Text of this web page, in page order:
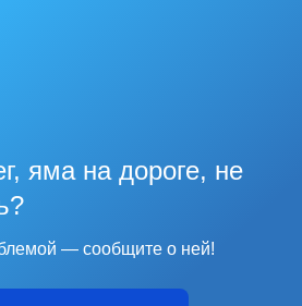
яма на дороге, не
— сообщите о ней!